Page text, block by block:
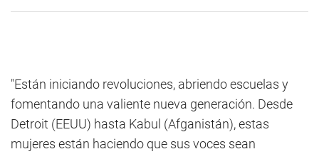
"Están iniciando revoluciones, abriendo escuelas y
fomentando una valiente nueva generación. Desde
Detroit (EEUU) hasta Kabul (Afganistán), estas
mujeres están haciendo que sus voces sean